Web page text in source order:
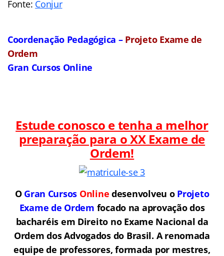
Fonte: Conjur
Coordenação Pedagógica – Projeto Exame de
Ordem
Gran Cursos Online
Estude conosco e tenha a melhor
preparação para oXX Exame de
Ordem!
O Gran Cursos Online desenvolveu o Projeto
Exame de Ordem focado na aprovação dos
bacharéis em Direito no Exame Nacional da
Ordem dos Advogados do Brasil. A renomada
equipe de professores, formada por mestres,